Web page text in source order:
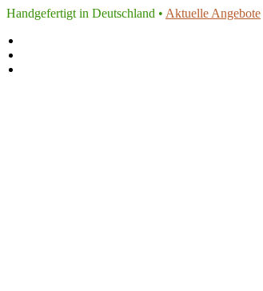
Handgefertigt in Deutschland • Aktuelle Angebote